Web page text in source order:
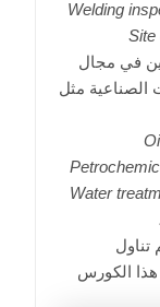
Welding
في مجال
الصناعية مثل
Water
الكورس